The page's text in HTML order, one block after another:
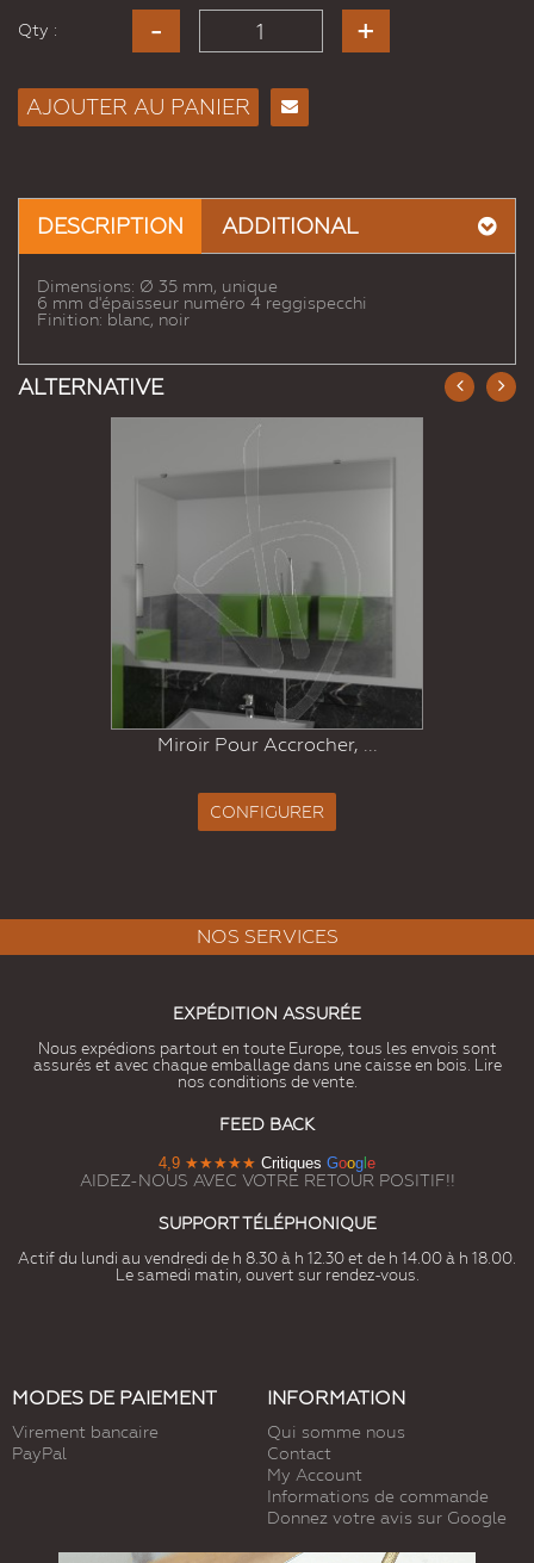
Qty :
AJOUTER AU PANIER
DESCRIPTION ADDITIONAL
Dimensions: Ø 35 mm, unique
6 mm d'épaisseur numéro 4 reggispecchi
Finition: blanc, noir
ALTERNATIVE
Miroir Pour Accrocher, ...
CONFIGURER
NOS SERVICES
EXPÉDITION ASSURÉE
Nous expédions partout en toute Europe, tous les envois sont
assurés et avec chaque emballage dans une caisse en bois. Lire
nos conditions de vente.
FEED BACK
4,9 ★★★★★ Critiques Goog e
AIDEZ-NOUS AVEC VOTRE RETOUR POSITIF!!
SUPPORT TÉLÉPHONIQUE
Actif du lundi au vendredi de h 8.30 à h 12.30 et de h 14.00 à h 18.00.
Le samedi matin, ouvert sur rendez-vous.
MODES DE PAIEMENT
Virement bancaire
PayPal
INFORMATION
Qui somme nous
Contact
My Account
Informations de commande
Donnez votre avis sur Google